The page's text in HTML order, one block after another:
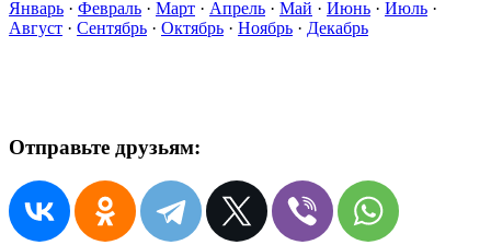
Январь · Февраль · Март · Апрель · Май · Июнь · Июль ·
Август · Сентябрь · Октябрь · Ноябрь · Декабрь
Отправьте друзьям: